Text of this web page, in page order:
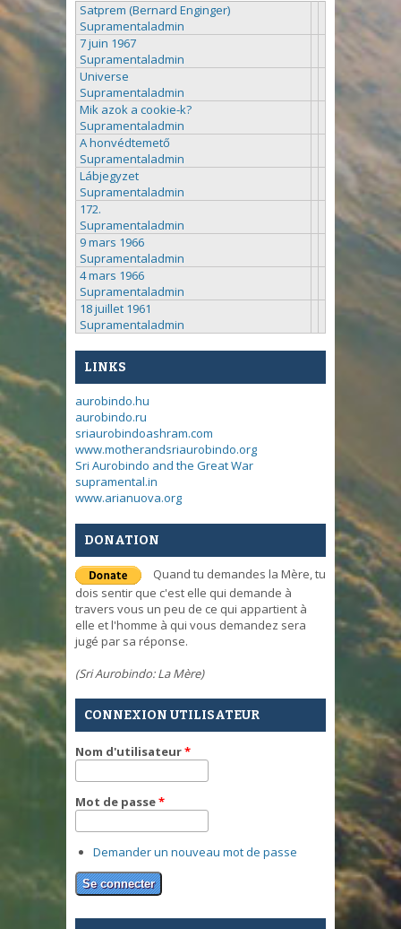
Satprem (Bernard Enginger)
Supramentaladmin
7 juin 1967
Supramentaladmin
Universe
Supramentaladmin
Mik azok a cookie-k?
Supramentaladmin
A honvédtemető
Supramentaladmin
Lábjegyzet
Supramentaladmin
172.
Supramentaladmin
9 mars 1966
Supramentaladmin
4 mars 1966
Supramentaladmin
18 juillet 1961
Supramentaladmin
LINKS
aurobindo.hu
aurobindo.ru
sriaurobindoashram.com
www.motherandsriaurobindo.org
Sri Aurobindo and the Great War
supramental.in
www.arianuova.org
DONATION
Quand tu demandes la Mère, tu
dois sentir que c'est elle qui demande à
travers vous un peu de ce qui appartient à
elle et l'homme à qui vous demandez sera
jugé par sa réponse.
(Sri Aurobindo: La Mère)
CONNEXION UTILISATEUR
Nom d'utilisateur*
Mot de passe*
Demander un nouveau mot de passe